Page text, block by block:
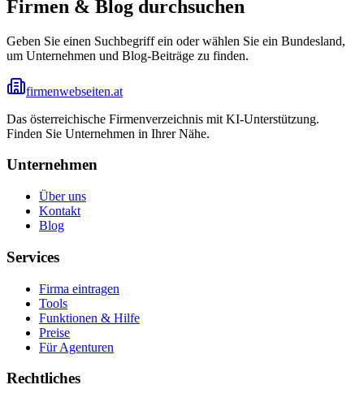
Firmen & Blog durchsuchen
Geben Sie einen Suchbegriff ein oder wählen Sie ein Bundesland,
um Unternehmen und Blog-Beiträge zu finden.
firmenwebseiten.at
Das österreichische Firmenverzeichnis mit KI-Unterstützung.
Finden Sie Unternehmen in Ihrer Nähe.
Unternehmen
Über uns
Kontakt
Blog
Services
Firma eintragen
Tools
Funktionen & Hilfe
Preise
Für Agenturen
Rechtliches